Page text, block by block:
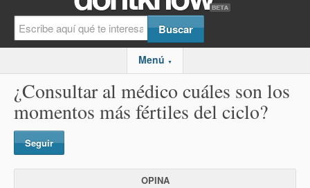
Menú ▼
¿Consultar al médico cuáles son los
momentos más fértiles del ciclo?
Seguir
OPINA